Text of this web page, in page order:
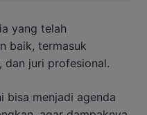
yang telah
baik, termasuk
dan juri profesional.
bisa menjadi agenda